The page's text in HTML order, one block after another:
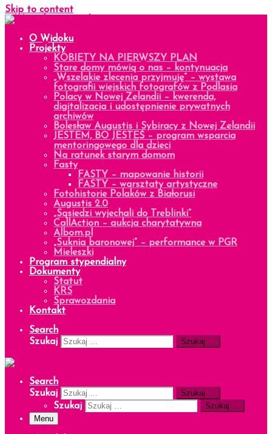
Skip to content
O Widoku
Projekty
KOBIETY NA PIERWSZY PLAN
Stare domy mówią o nas – kontynuacja
„Wszelakie zlecenia przyjmuję” – wystawa
fotografii wiejskich fotografów z Podlasia
Polacy w Nowej Zelandii – kwerenda,
digitalizacja i udostępnienie prywatnych
archiwów
Bolesław Augustis i Sybiracy z Nowej Zelandii
JESTEM, BO JESTEŚ – program wsparcia
mentoringowego dla dzieci
Na ratunek starym domom
Fasty
FASTY – mapowanie historii
FASTY – warsztaty artystyczne
Fotohistorie Polaków z Białorusi
Augustis 2.0
„Sąsiedzi wyjechali do Treblinki”
CallAction – aukcja charytatywna
Albom.pl
„Suknia baronowej” – performance w PGR
Mieleszki
Program stypendialny
Dokumenty
Statut
KRS
Sprawozdania
Kontakt
Search
Szukaj
Szukaj …
Search
Szukaj
Szukaj …
Szukaj
Szukaj …
Menu